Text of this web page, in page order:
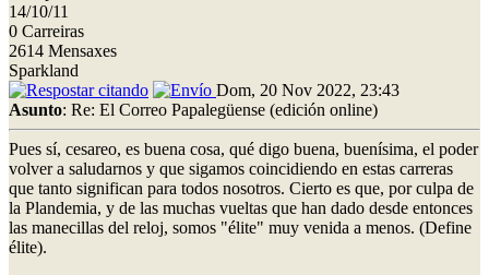
14/10/11
0 Carreiras
2614 Mensaxes
Sparkland
Dom, 20 Nov 2022, 23:43
Asunto: Re: El Correo Papalegüense (edición online)
Pues sí, cesareo, es buena cosa, qué digo buena, buenísima, el poder
volver a saludarnos y que sigamos coincidiendo en estas carreras
que tanto significan para todos nosotros. Cierto es que, por culpa de
la Plandemia, y de las muchas vueltas que han dado desde entonces
las manecillas del reloj, somos "élite" muy venida a menos. (Define
élite).